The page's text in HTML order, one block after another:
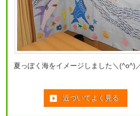
夏っぽく海をイメージしました＼(^o^)
近づいてよく見る